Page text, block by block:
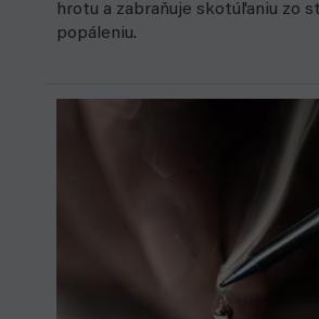
hrotu a zabraňuje skotúľaniu zo
popáleniu.